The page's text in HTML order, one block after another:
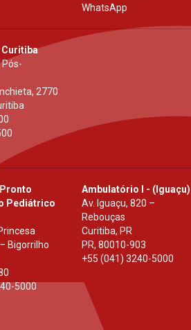
WhatsApp
Curitiba
2770
Pediátrico
Bigorrilho
5000
Ambulatório I - (Iguaçu)
Av. Iguaçu, 820 –
Rebouças
Curitiba, PR
PR, 80010-903
+55 (041) 3240-5000